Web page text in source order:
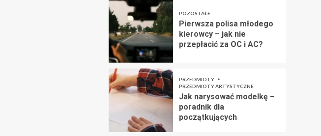
POZOSTAŁE
Pierwsza polisa młodego
kierowcy – jak nie
przepłacić za OC i AC?
PRZEDMIOTY
PRZEDMIOTY ARTYSTYCZNE
Jak narysować modelkę –
poradnik dla
początkujących